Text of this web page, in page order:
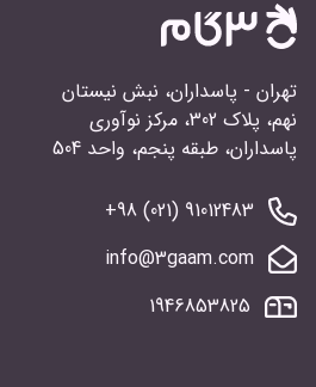
تهران - پاسداران، نبش نیستان
نهم، پلاک 302، مرکز نوآوری
پاسداران، طبقه پنجم، واحد 504
91012483 (021) 98+
info@3gaam.com
1946853825